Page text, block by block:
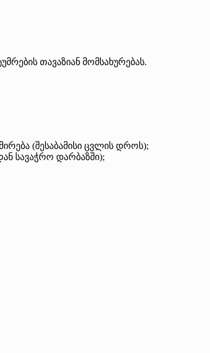
თავაზიან მომსახურებას.
(შესაბამისი ცვლის დროს);
სავაჭრო დარბაზში);